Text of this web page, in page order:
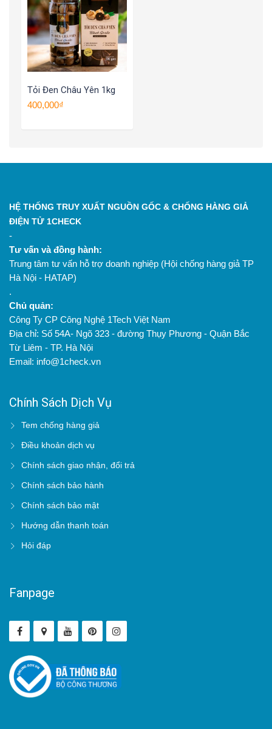
Tỏi Đen Châu Yên 1kg
400,000₫
HỆ THỐNG TRUY XUẤT NGUỒN GỐC & CHỐNG HÀNG GIẢ
ĐIỆN TỬ 1CHECK
-
Tư vấn và đồng hành:
Trung tâm tư vấn hỗ trợ doanh nghiệp (Hội chống hàng giả TP
Hà Nội - HATAP)
.
Chủ quản:
Công Ty CP Công Nghệ 1Tech Việt Nam
Địa chỉ: Số 54A- Ngõ 323 - đường Thụy Phương - Quận Bắc
Từ Liêm - TP. Hà Nội
Email: info@1check.vn
Chính Sách Dịch Vụ
Tem chống hàng giả
Điều khoản dịch vụ
Chính sách giao nhận, đổi trả
Chính sách bảo hành
Chính sách bảo mật
Hướng dẫn thanh toán
Hỏi đáp
Fanpage